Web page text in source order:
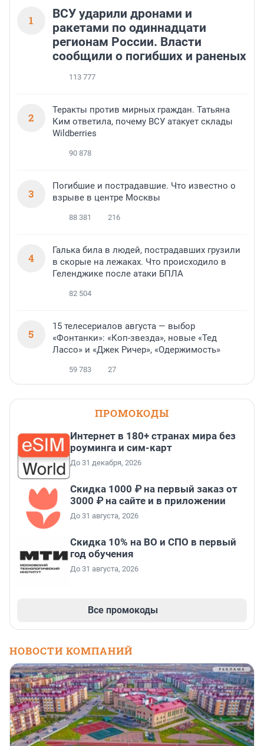
1
ВСУ ударили дронами и
ракетами по одиннадцати
регионам России. Власти
сообщили о погибших и раненых
113 777
2
Теракты против мирных граждан. Татьяна
Ким ответила, почему ВСУ атакует склады
Wildberries
90 878
3
Погибшие и пострадавшие. Что известно о
взрыве в центре Москвы
88 381 216
4
Галька била в людей, пострадавших грузили
в скорые на лежаках. Что происходило в
Геленджике после атаки БПЛА
82 504
5
15 телесериалов августа — выбор
«Фонтанки»: «Коп-звезда», новые «Тед
Лассо» и «Джек Ричер», «Одержимость»
59 783 27
ПРОМОКОДЫ
Интернет в 180+ странах мира без
роуминга и сим-карт
До 31 декабря, 2026
Скидка 1000 ₽ на первый заказ от
3000 ₽ на сайте и в приложении
До 31 августа, 2026
Скидка 10% на ВО и СПО в первый
год обучения
До 31 августа, 2026
Все промокоды
НОВОСТИ КОМПАНИЙ